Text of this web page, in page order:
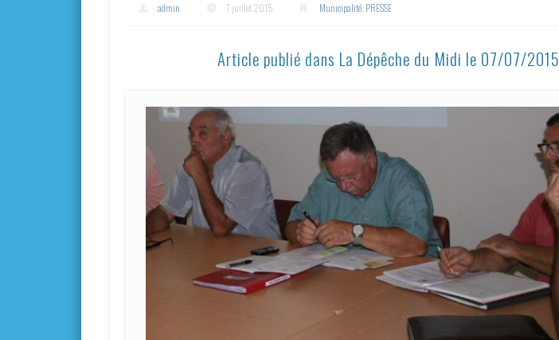
admin 7 juillet 2015 Municipalité PRESSE
Article publié dans La Dépêche du Midi le 07/07/2015